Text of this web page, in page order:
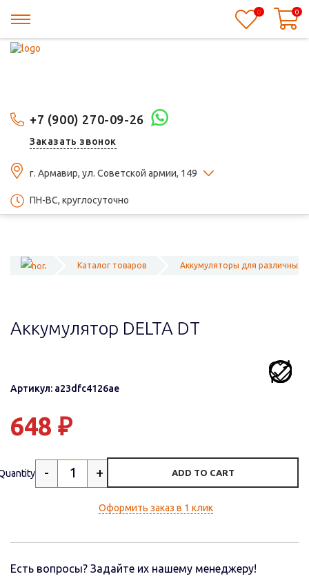
+7 (900) 270-09-26
Заказать звонок
г. Армавир, ул. Советской армии, 149
ПН-ВС, круглосуточно
0 0
Каталог товаров Аккумуляторы для различных
Аккумулятор DELTA DT
Артикул: a23dfc4126ae
648 ₽
- + ADD TO CART
Оформить заказ в 1 клик
Есть вопросы? Задайте их нашему менеджеру!